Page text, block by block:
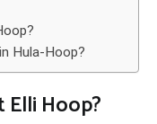
Hula-Hoop?
Hoop?